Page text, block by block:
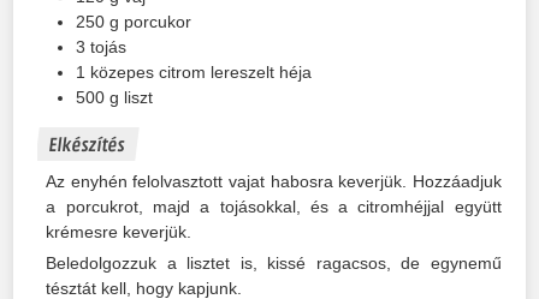
250 g porcukor
3 tojás
1 közepes citrom lereszelt héja
500 g liszt
Elkészítés
Az enyhén felolvasztott vajat habosra keverjük. Hozzáadjuk
a porcukrot, majd a tojásokkal, és a citromhéjjal együtt
krémesre keverjük.
Beledolgozzuk a lisztet is, kissé ragacsos, de egynemű
tésztát kell, hogy kapjunk.